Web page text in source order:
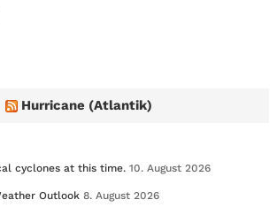
Hurricane (Atlantik)
cyclones at this time. 10. August 2026
Outlook 8. August 2026